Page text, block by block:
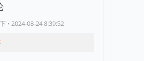
• 2024-08-24 8:39:52